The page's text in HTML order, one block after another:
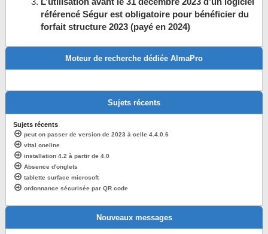
référencé Ségur est obligatoire pour bénéficier du
forfait structure 2023 (payé en 2024)
Moteur de recherche dédiée AlmaPro
Sujets récents
Sujets récents
peut on passer de version de 2023 à celle 4.4.0.6
vital oneline
installation 4.2 à partir de 4.0
Absence d'onglets
tablette surface microsoft
ordonnance sécurisée par QR code
Nouveaux messages